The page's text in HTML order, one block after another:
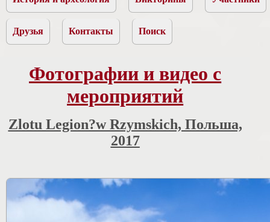
Друзья Контакты Поиск
Фотографии и видео с
мероприятий
Zlotu Legion?w Rzymskich, Польша,
2017